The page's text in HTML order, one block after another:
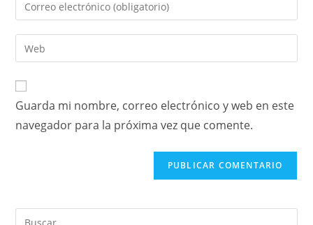
Guarda mi nombre, correo electrónico y web en este
navegador para la próxima vez que comente.